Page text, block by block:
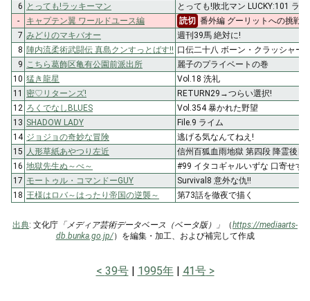
6 とっても!ラッキーマン
とっても!敗北マン LUCKY:101 ラ
-
キャプテン翼 ワールドユース編 読切 番外編 グーリットへの挑戦
7 みどりのマキバオー
週刊39馬 絶対に!
8 陣内流柔術武闘伝 真島クンすっとばす!! 口伝二十八 ボーン・クラッシャー
9
こちら葛飾区亀有公園前派出所
麗子のプライベートの巻
10 猛き龍星
Vol.18 洗礼
11 密♡リターンズ!
RETURN29→つらい選択!
12 ろくでなしBLUES
Vol.354 暴かれた野望
13 SHADOW LADY
File.9 ライム
14 ジョジョの奇妙な冒険
逃げる気なんてねえ!
15
人形草紙あやつり左近
信州百狐血雨地獄 第四段 降霊後日
16 地獄先生ぬ～べ～
#99 イタコギャルいずな 口寄せす
17 モートゥル・コマンドーGUY
Survival8 意外な仇!!
18 王様はロバ～はったり帝国の逆襲～ 第73話を徹夜で描く
出典: 文化庁 「メディア芸術データベース（ベータ版）」 （https://mediaarts-
db.bunka.go.jp/）を編集・加工、および補完して作成
39号 1995年 41号